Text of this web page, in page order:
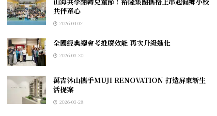
共伴童心
2026-04-02
全國經典總會考推廣效能 再次升級進化
2026-03-30
萬吉沐山攜手MUJI RENOVATION 打造屏東新生
活提案
2026-03-28